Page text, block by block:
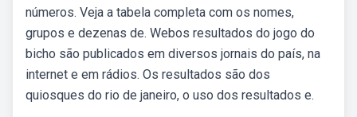
números. Veja a tabela completa com os nomes,
grupos e dezenas de. Webos resultados do jogo do
bicho são publicados em diversos jornais do país, na
internet e em rádios. Os resultados são dos
quiosques do rio de janeiro, o uso dos resultados e.